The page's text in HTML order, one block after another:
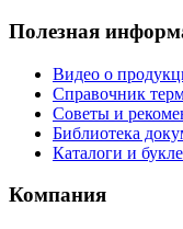
Полезная
Видео о
Справочник
Советы и
Библиотека
Каталоги и
Компания